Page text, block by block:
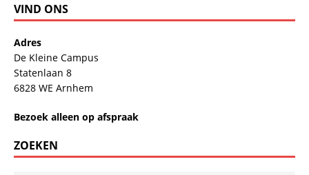
VIND ONS
Adres
De Kleine Campus
Statenlaan 8
6828 WE Arnhem
Bezoek alleen op afspraak
ZOEKEN